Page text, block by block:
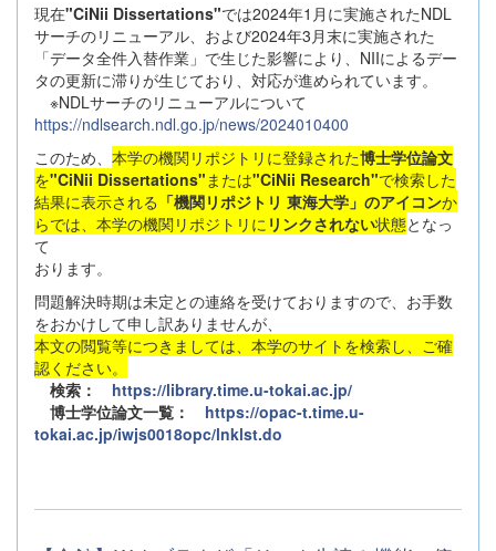
現在"CiNii Dissertations"では2024年1月に実施されたNDL
サーチのリニューアル、および2024年3月末に実施された
「データ全件入替作業」で生じた影響により、NIIによるデー
タの更新に滞りが生じており、対応が進められています。
※NDLサーチのリニューアルについて
https://ndlsearch.ndl.go.jp/news/2024010400
このため、 本学の機関リポジトリに登録された博士学位論文
を"CiNii Dissertations" または"CiNii Research"で検索した
結果に表示される 「機関リポジトリ 東海大学」のアイコンか
らでは、本学の機関リポジトリに リンクされない状態となっ
て
おります。
問題解決時期は未定との連絡を受けておりますので、お手数
をおかけして申し訳ありませんが、
本文の閲覧等につきましては、本学のサイトを検索し、ご確
認ください。
検索： https://library.time.u-tokai.ac.jp/
博士学位論文一覧： https://opac-t.time.u-
tokai.ac.jp/iwjs0018opc/lnklst.do